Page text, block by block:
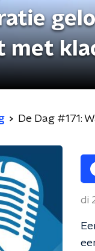
met
De Dag #171:
di